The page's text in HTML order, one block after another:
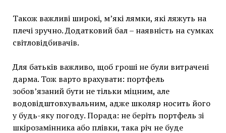
Також важливі широкі, м’які лямки, які ляжуть на
плечі зручно. Додатковий бал – наявність на сумках
світловідбивачів.
Для батьків важливо, щоб гроші не були витрачені
дарма. Тож варто врахувати: портфель
зобов’язаний бути не тільки міцним, але
водовідштовхувальним, адже школяр носить його
у будь-яку погоду. Порада: не беріть портфель зі
шкірозамінника або плівки, така річ не буде